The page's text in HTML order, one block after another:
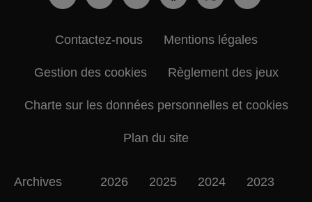
Contactez-nous Mentions légales
Gestion des cookies Règlement des jeux
Charte sur les données personnelles et cookies
Plan du site
Archives 2026 2025 2024 2023